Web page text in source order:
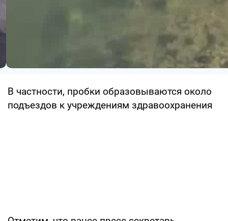
В частности, пробки образовываются около
подъездов к учреждениям здравоохранения